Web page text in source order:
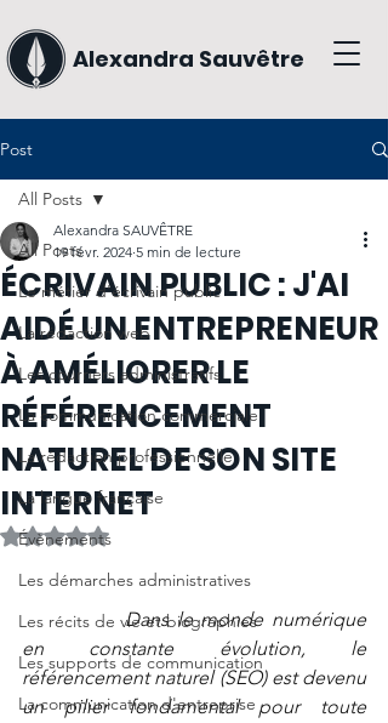
Alexandra Sauvêtre
Post
All Posts
Le métier d'écrivain public
La rédaction web
Les courriers administratifs
La communication commerciale
La rédaction professionnelle
La langue française
Évènements
Les démarches administratives
Les récits de vie et biographies
Les supports de communication
La communication d'entreprise
All Posts
ÉCRIVAIN PUBLIC : J'AI
AIDÉ UN ENTREPRENEUR
À AMÉLIORER LE
RÉFÉRENCEMENT
NATUREL DE SON SITE
INTERNET
Alexandra SAUVÊTRE
19 févr. 2024 5 min de lecture
Noté NaN étoiles sur 5.
Dans le monde numérique
en constante évolution, le
référencement naturel (SEO) est devenu
un pilier fondamental pour toute